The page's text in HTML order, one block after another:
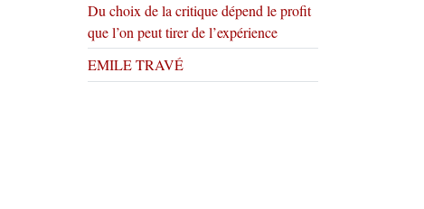
Du choix de la critique dépend le profit
que l’on peut tirer de l’expérience
EMILE TRAVÉ